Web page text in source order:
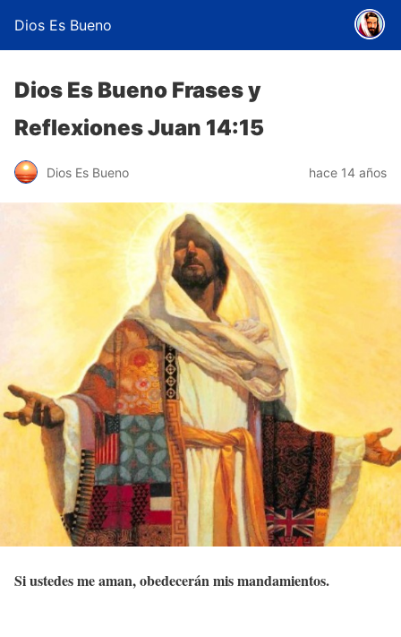
Dios Es Bueno
Dios Es Bueno Frases y
Reflexiones Juan 14:15
Dios Es Bueno hace 14 años
Si ustedes me aman, obedecerán mis mandamientos.